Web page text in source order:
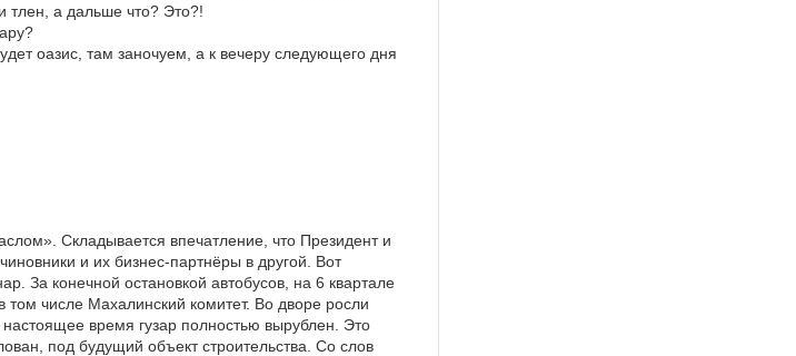
тлен, а дальше что? Это?!
оазис, там заночуем, а к вечеру следующего дня
Складывается впечатление, что Президент и
и их бизнес-партнёры в другой. Вот
За конечной остановкой автобусов, на 6 квартале
том числе Махалинский комитет. Во дворе росли
время гузар полностью вырублен. Это
под будущий объект строительства. Со слов